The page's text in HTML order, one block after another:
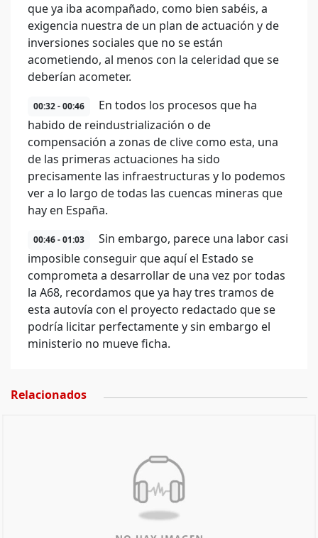
que ya iba acompañado, como bien sabéis, a
exigencia nuestra de un plan de actuación y de
inversiones sociales que no se están
acometiendo, al menos con la celeridad que se
deberían acometer.
00:32 - 00:46
En todos los procesos que ha
habido de reindustrialización o de
compensación a zonas de clive como esta, una
de las primeras actuaciones ha sido
precisamente las infraestructuras y lo podemos
ver a lo largo de todas las cuencas mineras que
hay en España.
00:46 - 01:03
Sin embargo, parece una labor casi
imposible conseguir que aquí el Estado se
comprometa a desarrollar de una vez por todas
la A68, recordamos que ya hay tres tramos de
esta autovía con el proyecto redactado que se
podría licitar perfectamente y sin embargo el
ministerio no mueve ficha.
Relacionados